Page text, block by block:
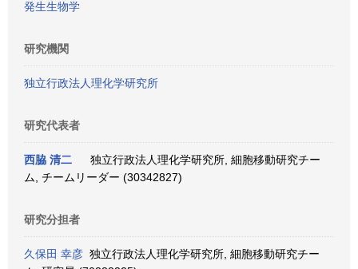
発生生物学
研究機関
独立行政法人理化学研究所
研究代表者
西脇 清二
独立行政法人理化学研究所, 細胞移動研究チー
ム, チームリーダー (30342827)
研究分担者
久保田 幸彦 独立行政法人理化学研究所, 細胞移動研究チー